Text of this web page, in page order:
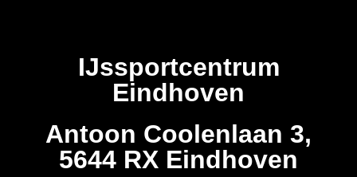
IJssportcentrum
Eindhoven
Antoon Coolenlaan 3,
5644 RX Eindhoven